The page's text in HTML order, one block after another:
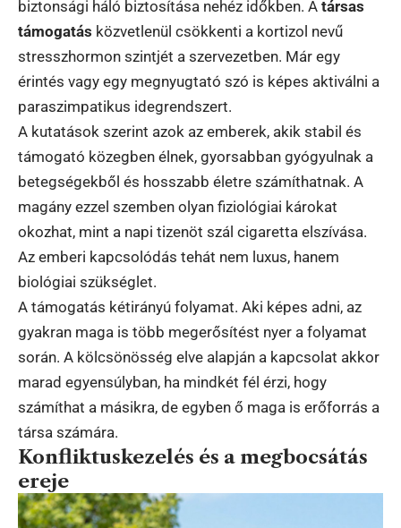
biztonsági háló biztosítása nehéz időkben. A társas
támogatás közvetlenül csökkenti a kortizol nevű
stresszhormon szintjét a szervezetben. Már egy
érintés vagy egy megnyugtató szó is képes aktiválni a
paraszimpatikus idegrendszert.
A kutatások szerint azok az emberek, akik stabil és
támogató közegben élnek, gyorsabban gyógyulnak a
betegségekből és hosszabb életre számíthatnak. A
magány ezzel szemben olyan fiziológiai károkat
okozhat, mint a napi tizenöt szál cigaretta elszívása.
Az emberi kapcsolódás tehát nem luxus, hanem
biológiai szükséglet.
A támogatás kétirányú folyamat. Aki képes adni, az
gyakran maga is több megerősítést nyer a folyamat
során. A kölcsönösség elve alapján a kapcsolat akkor
marad egyensúlyban, ha mindkét fél érzi, hogy
számíthat a másikra, de egyben ő maga is erőforrás a
társa számára.
Konfliktuskezelés és a megbocsátás
ereje